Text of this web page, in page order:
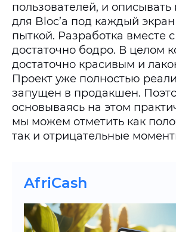
пользователей, и описывать
для Bloc’а под каждый
пыткой. Разработка вместе
достаточно бодро. В целом
достаточно красивым и
Проект уже полностью
запущен в продакшен.
основываясь на этом
мы можем отметить как
так и отрицательные
AfriCash